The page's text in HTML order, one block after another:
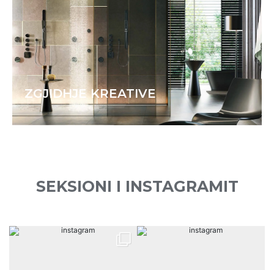
ZGJIDHJE KREATIVE
SEKSIONI I INSTAGRAMIT